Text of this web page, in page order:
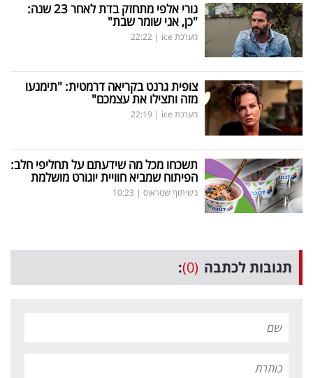
גורי אלפי מתחזק בדת לאחר 23 שנה:
"כן, אני שומר שבת"
מערכת ice |
22:22
צופית גרנט בקריאה דרמטית: "תימנעו
מזה ותצילו את עצמכם"
מערכת ice |
22:19
תשכחו מכל מה שידעתם על תחליפי חלב:
הפיתוח שמביא חוויית יוגורט מושלמת
בשיתוף שטראוס |
10:23
תגובות לכתבה (0)
: